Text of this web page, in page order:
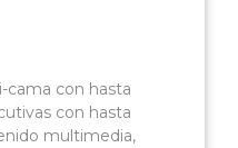
cama con hasta
con hasta
multimedia,